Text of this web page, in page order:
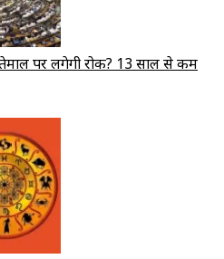
पर लगेगी रोक? 13 साल से कम